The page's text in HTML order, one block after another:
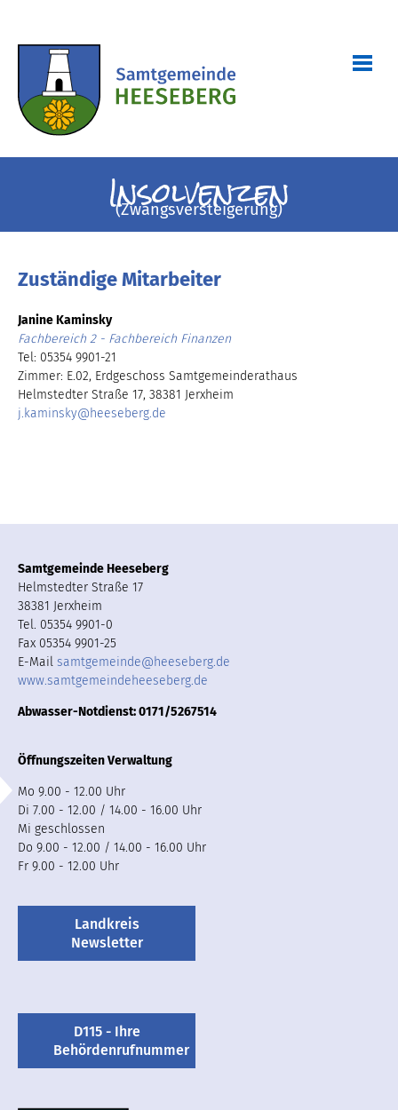
Insolvenzen
(Zwangsversteigerung)
Zuständige Mitarbeiter
Janine Kaminsky
Fachbereich 2 - Fachbereich Finanzen
Tel: 05354 9901-21
Zimmer: E.02, Erdgeschoss Samtgemeinderathaus
Helmstedter Straße 17, 38381 Jerxheim
j.kaminsky@heeseberg.de
Samtgemeinde Heeseberg
Helmstedter Straße 17
38381 Jerxheim
Tel. 05354 9901-0
Fax 05354 9901-25
E-Mail samtgemeinde@heeseberg.de
www.samtgemeindeheeseberg.de
Abwasser-Notdienst: 0171/5267514
Öffnungszeiten Verwaltung
Mo 9.00 - 12.00 Uhr
Di 7.00 - 12.00 / 14.00 - 16.00 Uhr
Mi geschlossen
Do 9.00 - 12.00 / 14.00 - 16.00 Uhr
Fr 9.00 - 12.00 Uhr
Landkreis
Newsletter
D115 - Ihre
Behördenrufnummer